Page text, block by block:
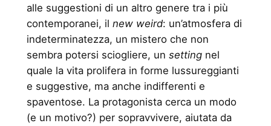
alle suggestioni di un altro genere tra i più
contemporanei, il new weird: un’atmosfera di
indeterminatezza, un mistero che non
sembra potersi sciogliere, un settingnel
quale la vita prolifera in forme lussureggianti
e suggestive, ma anche indifferenti e
spaventose. La protagonista cerca un modo
(e un motivo?) per sopravvivere, aiutata da